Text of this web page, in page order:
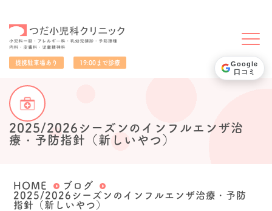
提携駐車場あり 19:00まで診療
2025/2026シーズンのインフルエンザ治
療・予防指針（新しいやつ）
HOME
ブログ
2025/2026シーズンのインフルエンザ治療・予防
指針（新しいやつ）
Google
口コミ